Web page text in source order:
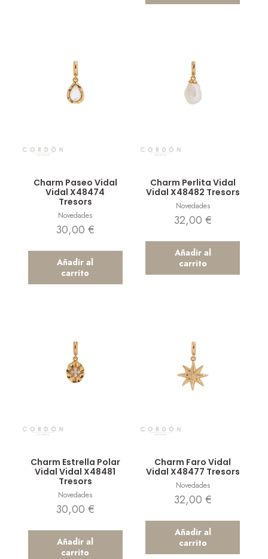
Charm Paseo Vidal
Vidal X48474
Tresors
Novedades
30,00 €
Añadir al
carrito
Charm Perlita Vidal
Vidal X48482 Tresors
Novedades
32,00 €
Añadir al
carrito
Charm Estrella Polar
Vidal Vidal X48481
Tresors
Novedades
30,00 €
Añadir al
carrito
Charm Faro Vidal
Vidal X48477 Tresors
Novedades
32,00 €
Añadir al
carrito